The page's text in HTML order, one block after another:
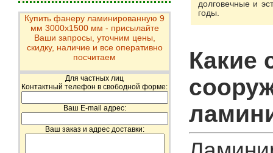
Купить фанеру ламинированную 9
мм 3000х1500 мм - присылайте
Ваши запросы, уточним цены,
скидку, наличие и все оперативно
посчитаем
Для частных лиц
Контактный телефон в свободной форме:
Ваш E-mail адрес:
Ваш заказ и адрес доставки:
долговечные и
годы.
Какие